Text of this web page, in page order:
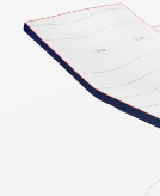
cookies
website
de
cookies ons
om de
kunnen we